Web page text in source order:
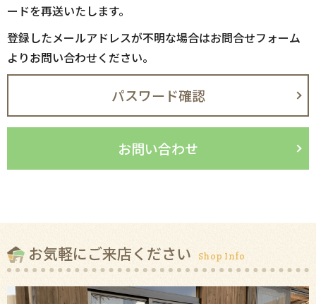
ードを再送いたします。
登録したメールアドレスが不明な場合はお問合せフォーム
よりお問い合わせください。
パスワード確認
お問い合わせ
お気軽にご来店ください Shop Info